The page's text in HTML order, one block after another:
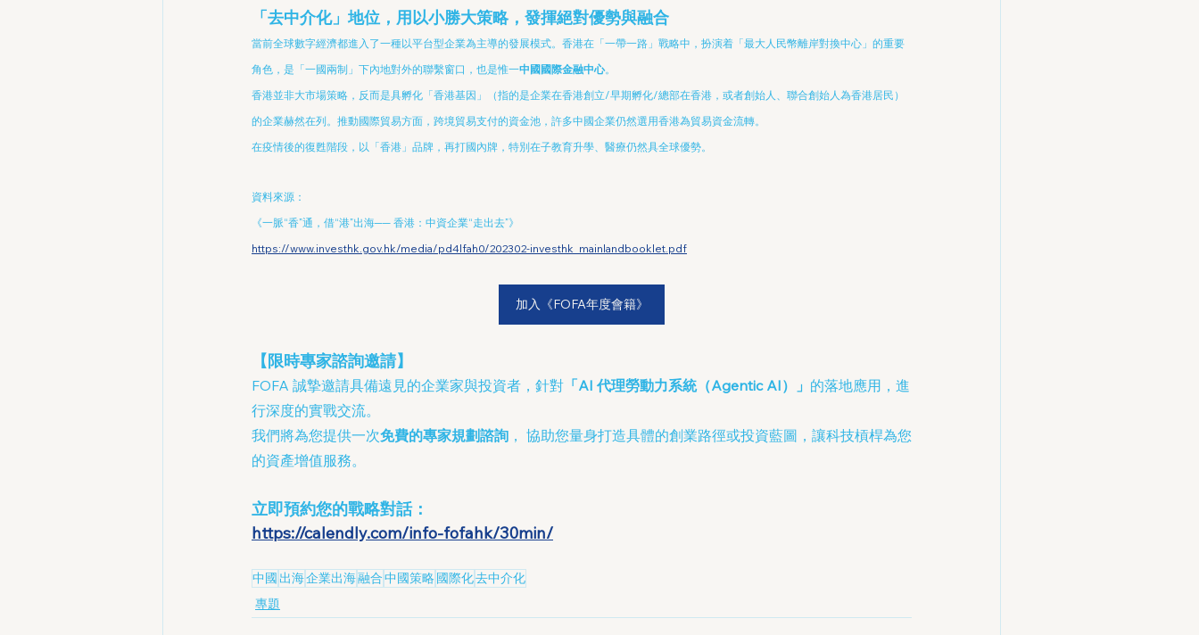
「去中介化」地位，用以小勝大策略，發揮絕對優勢與融合
當前全球數字經濟都進入了一種以平台型企業為主導的發展模式。香港在「一帶一路」戰略中，扮演着「最大人民幣離岸對換中心」的重要
角色，是「一國兩制」下內地對外的聯繫窗口，也是惟一中國國際金融中心。
香港並非大市場策略，反而是具孵化「香港基因」（指的是企業在香港創立/早期孵化/總部在香港，或者創始人、聯合創始人為香港居民）
的企業赫然在列。推動國際貿易方面，跨境貿易支付的資金池，許多中國企業仍然選用香港為貿易資金流轉。
在疫情後的復甦階段，以「香港」品牌，再打國內牌，特別在子教育升學、醫療仍然具全球優勢。
資料來源：
《一脈“香”通，借“港”出海── 香港：中資企業“走出去”》
https://www.investhk.gov.hk/media/pd4lfah0/202302-investhk_mainlandbooklet.pdf
加入《FOFA年度會籍》
【限時專家諮詢邀請】
FOFA 誠摯邀請具備遠見的企業家與投資者，針對 「AI 代理勞動力系統（Agentic AI）」 的落地應用，進
行深度的實戰交流。
我們將為您提供一次免費的專家規劃諮詢 ， 協助您量身打造具體的創業路徑或投資藍圖，讓科技槓桿為您
的資產增值服務。
立即預約您的戰略對話：
https://calendly.com/info-fofahk/30min/
中國 出海企業出海融合中國策略國際化去中介化
專題